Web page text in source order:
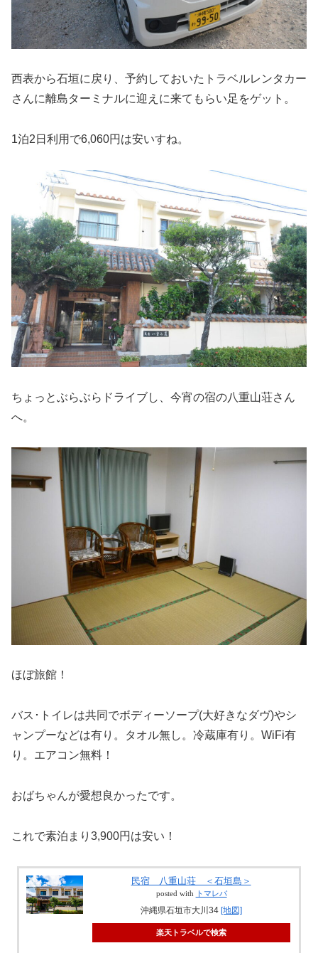
西表から石垣に戻り、予約しておいたトラベルレンタカー
さんに離島ターミナルに迎えに来てもらい足をゲット。
1泊2日利用で6,060円は安いすね。
ちょっとぶらぶらドライブし、今宵の宿の八重山荘さん
へ。
ほぼ旅館！
バス･トイレは共同でボディーソープ(大好きなダヴ)やシ
ャンプーなどは有り。タオル無し。冷蔵庫有り。WiFi有
り。エアコン無料！
おばちゃんが愛想良かったです。
これで素泊まり3,900円は安い！
民宿 八重山荘 ＜石垣島＞
posted with トマレバ
沖縄県石垣市大川34 [地図]
楽天トラベルで検索